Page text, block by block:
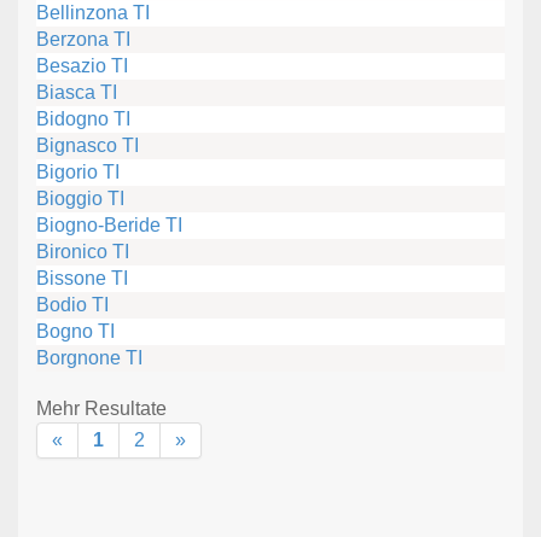
Bellinzona TI
Berzona TI
Besazio TI
Biasca TI
Bidogno TI
Bignasco TI
Bigorio TI
Bioggio TI
Biogno-Beride TI
Bironico TI
Bissone TI
Bodio TI
Bogno TI
Borgnone TI
Mehr Resultate
«
1 2 »